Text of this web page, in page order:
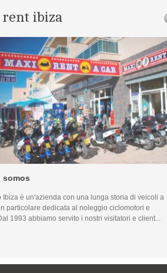
ibiza
somos
Ibiza è un'azienda con una lunga storia di veicoli a
particolare dedicata al noleggio ciclomotori e
1993 abbiamo servito i nostri visitatori e client...